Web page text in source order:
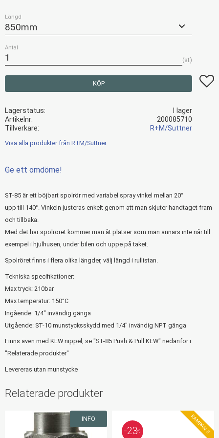
Längd
Antal
st
KÖP
Lagerstatus
I lager
Artikelnr
200085710
Tillverkare
R+M/Suttner
Visa alla produkter från R+M/Suttner
Ge ett omdöme!
ST-85 är ett böjbart spolrör med variabel spray vinkel mellan 20°
upp till 140°. Vinkeln justeras enkelt genom att man skjuter handtaget fram
och tillbaka.
Med det här spolröret kommer man åt platser som man annars inte når till
exempel i hjulhusen, under bilen och uppe på taket.
Spolröret finns i flera olika längder, välj längd i rullistan.
Tekniska specifikationer:
Max tryck: 210bar
Max temperatur: 150°C
Ingående: 1/4" invändig gänga
Utgående: ST-10 munstycksskydd med 1/4" invändig NPT gänga
Finns även med KEW nippel, se "ST-85 Push & Pull KEW" nedanför i
"Relaterade produkter"
Levereras utan munstycke
Relaterade produkter
INFO
23% KAMPANJ!